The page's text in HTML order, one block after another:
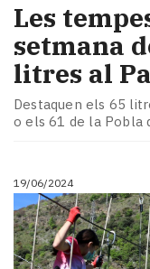
Les
setmana
litres al
Destaquen els 65
o els 61 de la Pobla
19/06/2024